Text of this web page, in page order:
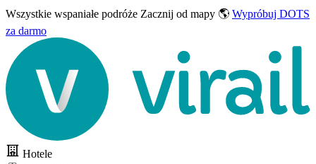
Wszystkie wspaniałe podróże Zacznij od mapy 🌎 Wypróbuj DOTS
za darmo
Hotele